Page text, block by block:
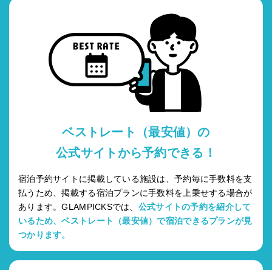
ベストレート（最安値）の
公式サイトから予約できる！
宿泊予約サイトに掲載している施設は、予約毎に手数料を支
払うため、掲載する宿泊プランに手数料を上乗せする場合が
あります。GLAMPICKSでは、 公式サイトの予約を紹介して
いるため、ベストレート（最安値）で宿泊できるプランが見
つかります。